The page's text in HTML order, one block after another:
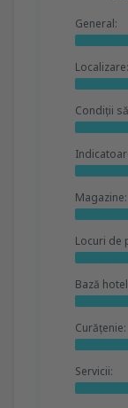
General:
Localizare:
Condiții
Magazine:
Locuri de
Bază
Curățenie:
Servicii: